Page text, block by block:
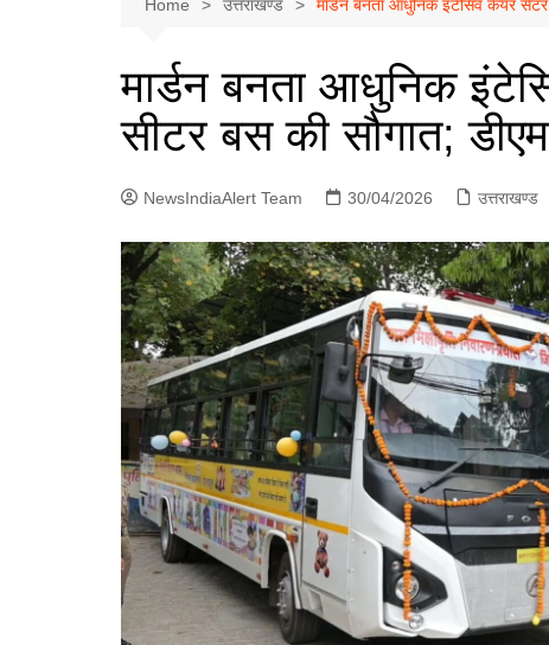
पंजाब
चंडीगढ़
Home उत्तराखण्ड मार्डन बनता आधुनिक इंटेसिंव केयर
मार्डन बनता आधुनिक
सीटर बस की सौगात;
NewsIndiaAlert Team 30/04/2026 उत्तराखण्ड